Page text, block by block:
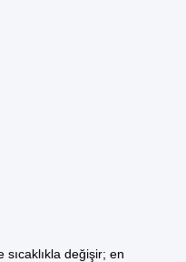
değişir; en